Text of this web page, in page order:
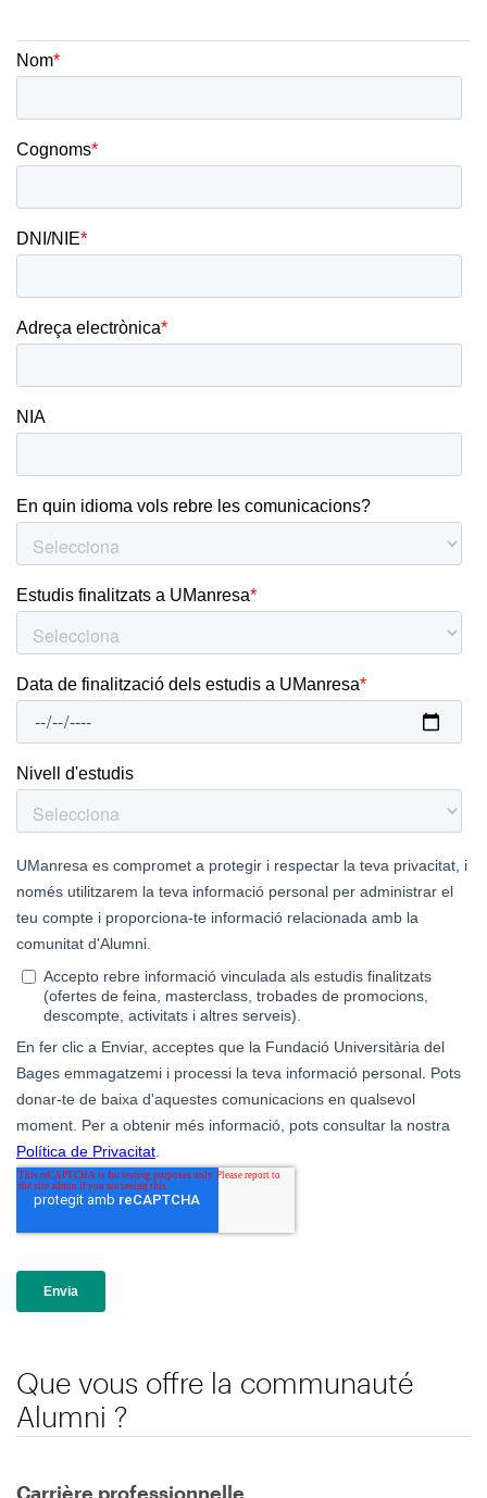
Que vous offre la communauté
Alumni ?
Carrière professionnelle